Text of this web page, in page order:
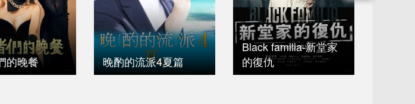
的晚餐 晚酌的流派4夏篇
Black familia-新堂家
的復仇